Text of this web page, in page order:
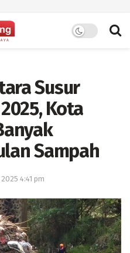
Susur
Kota
Sampah
4:41 pm